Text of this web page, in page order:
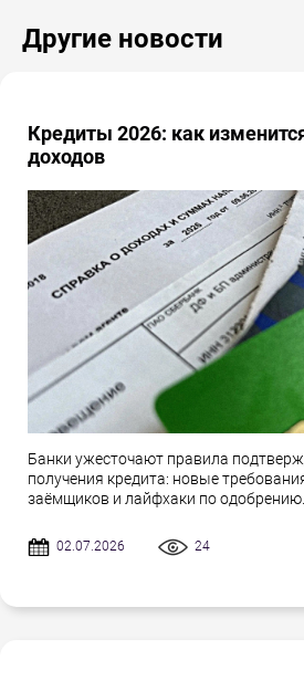
Другие новости
Кредиты 2026: как
доходов
Банки ужесточают правила
получения кредита: новые
заёмщиков и лайфхаки по одобрению.
02.07.2026 24